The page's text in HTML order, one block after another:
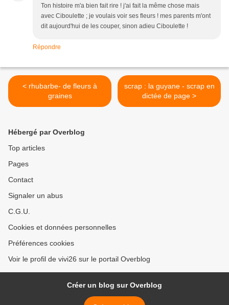
Ton histoire m'a bien fait rire ! j'ai fait la même chose mais
avec Ciboulette ; je voulais voir ses fleurs ! mes parents m'ont
dit aujourd'hui de les couper, sinon adieu Ciboulette !
Répondre
< rhubarbe- de fleurs à
graines
scrap : la guyane - scrap en
dictée de page >
Hébergé par Overblog
Top articles
Pages
Contact
Signaler un abus
C.G.U.
Cookies et données personnelles
Préférences cookies
Voir le profil de vivi26 sur le portail Overblog
Créer un blog sur Overblog